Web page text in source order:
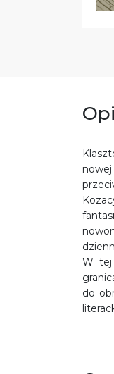
W tej
do